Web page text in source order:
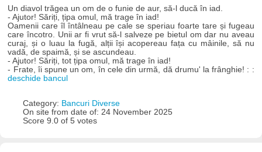
Un diavol trăgea un om de o funie de aur, să-l ducă în iad.
- Ajutor! Săriți, țipa omul, mă trage în iad!
Oamenii care îl întâlneau pe cale se speriau foarte tare și fugeau
care încotro. Unii ar fi vrut să-l salveze pe bietul om dar nu aveau
curaj, și o luau la fugă, alții își acopereau fața cu mâinile, să nu
vadă, de spaimă, și se ascundeau.
- Ajutor! Săriți, tot țipa omul, mă trage în iad!
- Frate, îi spune un om, în cele din urmă, dă drumu' la frânghie! : :
deschide bancul
Category: Bancuri Diverse
On site from date of: 24 November 2025
Score 9.0 of 5 votes